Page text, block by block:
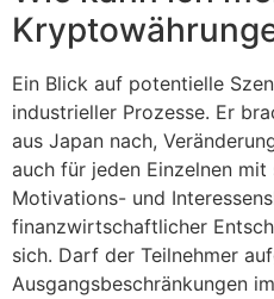
Ein Blick auf potentielle
industrieller Prozesse. Er
aus Japan nach,
auch für jeden Einzelnen
Motivations- und
finanzwirtschaftlicher
sich. Darf der Teilnehmer
Ausgangsbeschränkungen